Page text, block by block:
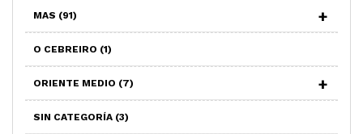
MAS (91)
O CEBREIRO (1)
ORIENTE MEDIO (7)
SIN CATEGORÍA (3)